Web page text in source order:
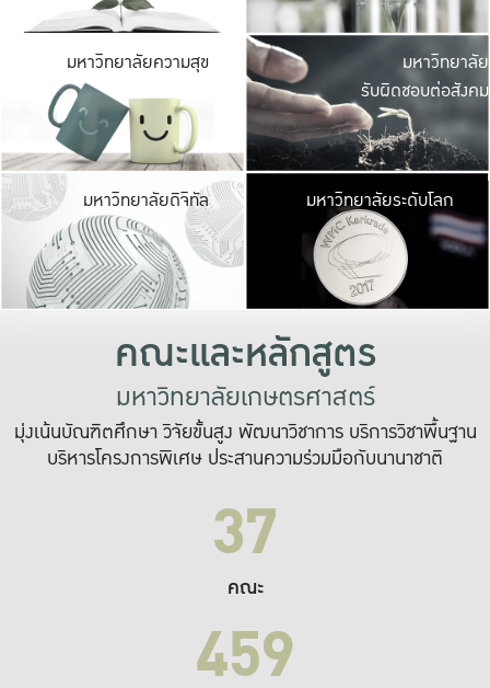
มหาวิทยาลัยความสุข มหาวิ
ค
เปิดประ
และพบเรื่องราวใ
มหาวิทยาลัย
รับผิดชอบต่อสังคม
มหาวิทยาลัยดิจิทัล มหาวิ
เปลี่ยนแปลง แล
เพื่อทำง
ระบบสารสนเทศ
มหาวิทยาลัยระดับโลก
คณะและหลักสูตร
มหาวิทยาลัยเกษตรศาสตร์
มุ่งเน้นบัณฑิตศึกษา วิจัยขั้นสูง พัฒนาวิชาการ บริการวิชาพื้นฐาน
บริหารโครงการพิเศษ ประสานความร่วมมือกับนานาชาติ
37
คณะ
459